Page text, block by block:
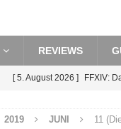
REVIEWS
[ 5. August 2026 ] FFXIV:
FFXIV:
2019 JUNI 11